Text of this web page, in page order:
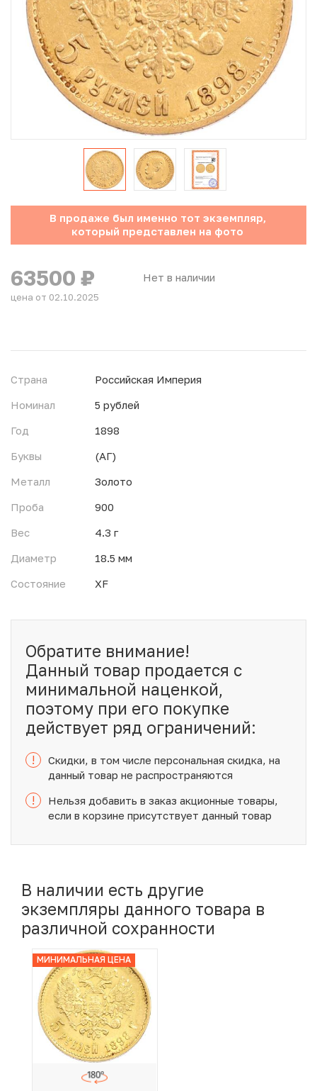
Юбилейные монеты Банка России (с 1999 года)
Памятные и инвестиционные монеты СССР и России
Иностранные монеты
Неофициальные выпуски монет (Unusual)
Античные и средневековые монеты
Инвестиционные монеты
В продаже был именно тот экземпляр,
который представлен на фото
Нет в наличии
63500 ₽
цена от 02.10.2025
Страна
Российская Империя
Номинал
5 рублей
Год
1898
Буквы
(АГ)
Металл
Золото
Проба
900
Вес
4.3 г
Диаметр
18.5 мм
Состояние
XF
Обратите внимание!
Данный товар продается с
минимальной наценкой,
поэтому при его покупке
действует ряд ограничений:
!
Скидки, в том числе персональная скидка, на
данный товар не распространяются
!
Нельзя добавить в заказ акционные товары,
если в корзине присутствует данный товар
В наличии есть другие
экземпляры данного товара в
различной сохранности
МИНИМАЛЬНАЯ ЦЕНА